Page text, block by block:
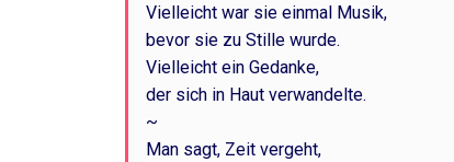
Vielleicht war sie einmal Musik,
bevor sie zu Stille wurde.
Vielleicht ein Gedanke,
der sich in Haut verwandelte.
~
Man sagt, Zeit vergeht,